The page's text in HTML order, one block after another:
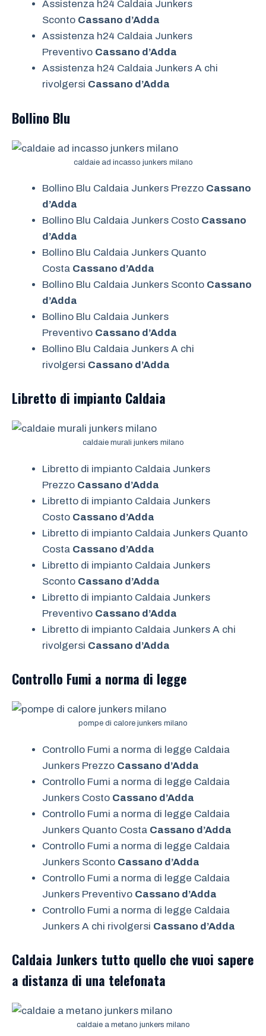
Assistenza h24 Caldaia Junkers
Sconto Cassano d’Adda
Assistenza h24 Caldaia Junkers
Preventivo Cassano d’Adda
Assistenza h24 Caldaia Junkers A chi
rivolgersi Cassano d’Adda
Bollino Blu
caldaie ad incasso junkers milano
Bollino Blu Caldaia Junkers Prezzo Cassano
d’Adda
Bollino Blu Caldaia Junkers Costo Cassano
d’Adda
Bollino Blu Caldaia Junkers Quanto
Costa Cassano d’Adda
Bollino Blu Caldaia Junkers Sconto Cassano
d’Adda
Bollino Blu Caldaia Junkers
Preventivo Cassano d’Adda
Bollino Blu Caldaia Junkers A chi
rivolgersi Cassano d’Adda
Libretto di impianto Caldaia
caldaie murali junkers milano
Libretto di impianto Caldaia Junkers
Prezzo Cassano d’Adda
Libretto di impianto Caldaia Junkers
Costo Cassano d’Adda
Libretto di impianto Caldaia Junkers Quanto
Costa Cassano d’Adda
Libretto di impianto Caldaia Junkers
Sconto Cassano d’Adda
Libretto di impianto Caldaia Junkers
Preventivo Cassano d’Adda
Libretto di impianto Caldaia Junkers A chi
rivolgersi Cassano d’Adda
Controllo Fumi a norma di legge
pompe di calore junkers milano
Controllo Fumi a norma di legge Caldaia
Junkers Prezzo Cassano d’Adda
Controllo Fumi a norma di legge Caldaia
Junkers Costo Cassano d’Adda
Controllo Fumi a norma di legge Caldaia
Junkers Quanto Costa Cassano d’Adda
Controllo Fumi a norma di legge Caldaia
Junkers Sconto Cassano d’Adda
Controllo Fumi a norma di legge Caldaia
Junkers Preventivo Cassano d’Adda
Controllo Fumi a norma di legge Caldaia
Junkers A chi rivolgersi Cassano d’Adda
Caldaia Junkers tutto quello che vuoi sapere
a distanza di una telefonata
caldaie a metano junkers milano